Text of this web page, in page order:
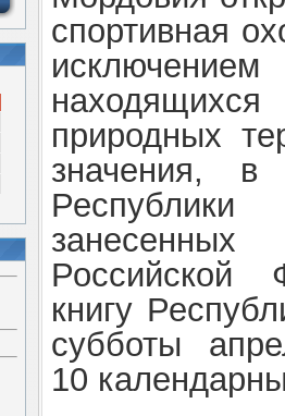
спортивная
природных
значения, в
книгу
субботы
10